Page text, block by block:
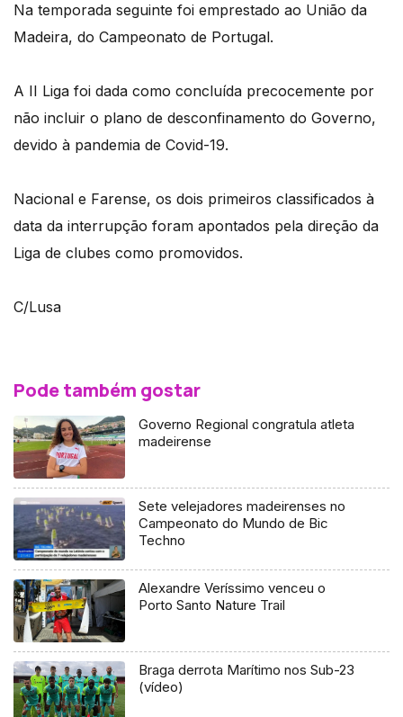
Na temporada seguinte foi emprestado ao União da
Madeira, do Campeonato de Portugal.
A II Liga foi dada como concluída precocemente por
não incluir o plano de desconfinamento do Governo,
devido à pandemia de Covid-19.
Nacional e Farense, os dois primeiros classificados à
data da interrupção foram apontados pela direção da
Liga de clubes como promovidos.
C/Lusa
Pode também gostar
Governo Regional congratula atleta
madeirense
Sete velejadores madeirenses no
Campeonato do Mundo de Bic
Techno
Alexandre Veríssimo venceu o
Porto Santo Nature Trail
Braga derrota Marítimo nos Sub-23
(vídeo)